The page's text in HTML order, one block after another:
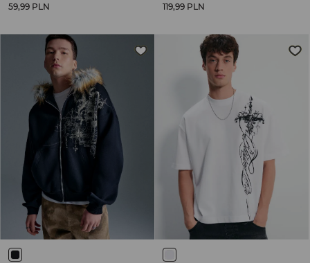
59,99 PLN
119,99 PLN